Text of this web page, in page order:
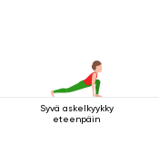
Syvä askelkyykky
eteenpäin